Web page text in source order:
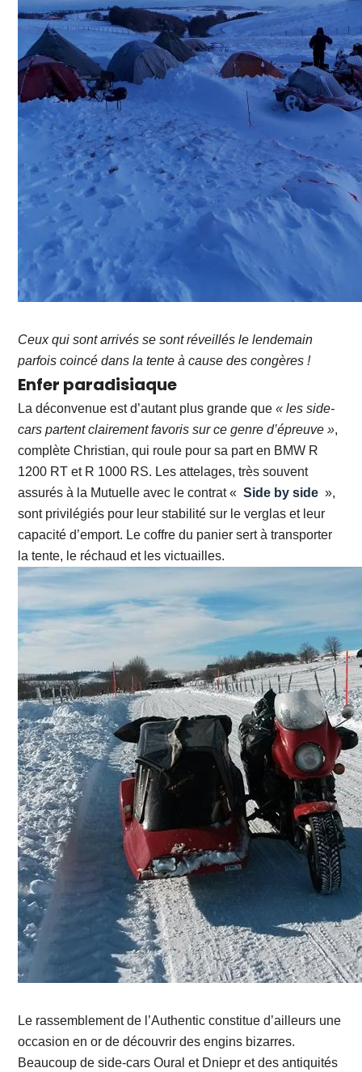
Ceux qui sont arrivés se sont réveillés le lendemain
parfois coincé dans la tente à cause des congères !
Enfer paradisiaque
La déconvenue est d’autant plus grande que« les side-
cars partent clairement favoris sur ce genre d’épreuve »,
complète Christian, qui roule pour sa part en BMW R
1200 RT et R 1000 RS. Les attelages, très souvent
assurés à la Mutuelle avec le contrat « Side by side »,
sont privilégiés pour leur stabilité sur le verglas et leur
capacité d’emport. Le coffre du panier sert à transporter
la tente, le réchaud et les victuailles.
Le rassemblement de l’Authentic constitue d’ailleurs une
occasion en or de découvrir des engins bizarres.
Beaucoup de side-cars Oural et Dniepr et des antiquités